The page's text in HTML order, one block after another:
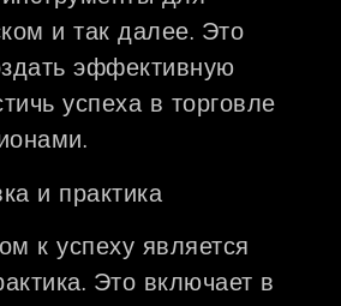
и так далее. Это
эффективную
успеха в торговле
и практика
к успеху является
Это включает в